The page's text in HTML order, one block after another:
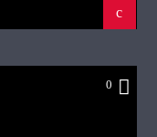
0